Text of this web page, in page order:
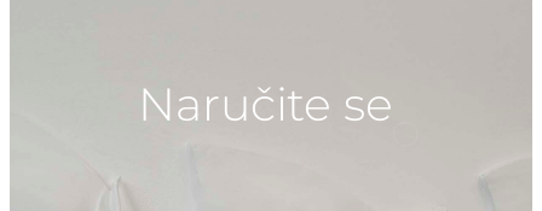
Naručite se